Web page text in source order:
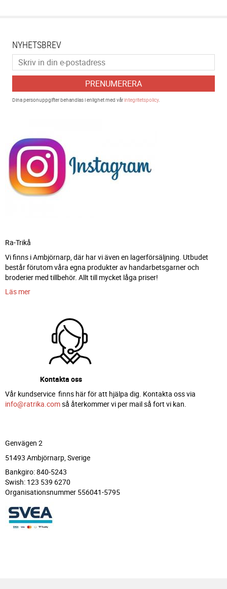
NYHETSBREV
PRENUMERERA
Dina personuppgifter behandlas i enlighet med vårintegritetspolicy.
Ra-Trikå
Vi finns i Ambjörnarp, där har vi även en lagerförsäljning. Utbudet
består förutom våra egna produkter av handarbetsgarner och
broderier med tillbehör. Allt till mycket låga priser!
Läs mer
Kontakta oss
Vår kundservice finns här för att hjälpa dig. Kontakta oss via
info@ratrika.comså återkommer vi per mail så fort vi kan.
Genvägen 2
51493 Ambjörnarp, Sverige
Bankgiro: 840-5243
Swish: 123 539 6270
Organisationsnummer 556041-5795